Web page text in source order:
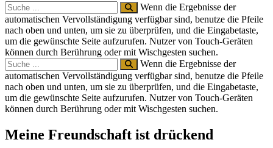
Search
for:
Wenn die Ergebnisse der
automatischen Vervollständigung verfügbar sind, benutze die Pfeile
nach oben und unten, um sie zu überprüfen, und die Eingabetaste,
um die gewünschte Seite aufzurufen. Nutzer von Touch-Geräten
können durch Berührung oder mit Wischgesten suchen.
Search
for:
Wenn die Ergebnisse der
automatischen Vervollständigung verfügbar sind, benutze die Pfeile
nach oben und unten, um sie zu überprüfen, und die Eingabetaste,
um die gewünschte Seite aufzurufen. Nutzer von Touch-Geräten
können durch Berührung oder mit Wischgesten suchen.
Site
Overlay
Meine Freundschaft ist drückend